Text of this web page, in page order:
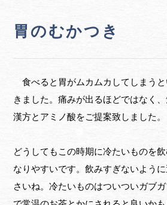
胃のむかつき
食べると胃がムカムカしてしまう
きました。痛みが出るほどではなく、
漢方とアミノ酸をご提案致しました。
どうしてもこの時期に冷たいものを
なりやすいです。飲みすぎないよう
さいね。冷たいものはついついガブ